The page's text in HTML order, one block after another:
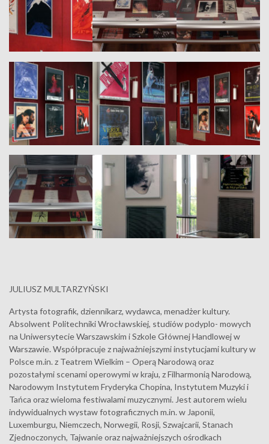
JULIUSZ MULTARZYŃSKI
Artysta fotografik, dziennikarz, wydawca, menadżer kultury.
Absolwent Politechniki Wrocławskiej, studiów podyplo- mowych
na Uniwersytecie Warszawskim i Szkole Głównej Handlowej w
Warszawie. Współpracuje z najważniejszymi instytucjami kultury w
Polsce m.in. z Teatrem Wielkim – Operą Narodową oraz
pozostałymi scenami operowymi w kraju, z Filharmonią Narodową,
Narodowym Instytutem Fryderyka Chopina, Instytutem Muzyki i
Tańca oraz wieloma festiwalami muzycznymi. Jest autorem wielu
indywidualnych wystaw fotograficznych m.in. w Japonii,
Luxemburgu, Niemczech, Norwegii, Rosji, Szwajcarii, Stanach
Zjednoczonych, Tajwanie oraz najważniejszych ośrodkach